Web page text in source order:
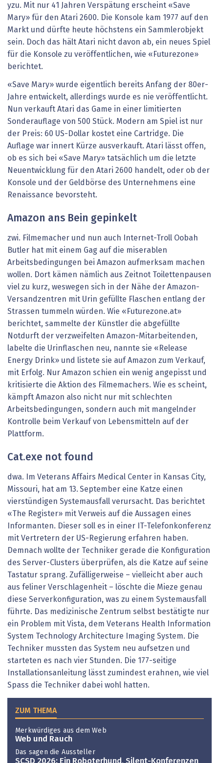
yzu. Mit nur 41 Jahren Verspätung erscheint «Save
Mary» für den Atari 2600. Die Konsole kam 1977 auf den
Markt und dürfte heute höchstens ein Sammlerobjekt
sein. Doch das hält Atari nicht davon ab, ein neues Spiel
für die Konsole zu veröffentlichen, wie «Futurezone»
berichtet.
«Save Mary» wurde eigentlich bereits Anfang der 80er-
Jahre entwickelt, allerdings wurde es nie veröffentlicht.
Nun verkauft Atari das Game in einer ­limitierten
Sonderauflage von 500 Stück. Modern am Spiel ist nur
der Preis: 60 US-Dollar kostet eine Cartridge. Die
Auflage war innert Kürze ausverkauft. Atari lässt offen,
ob es sich bei «Save Mary» tatsächlich um die letzte
Neuentwicklung für den Atari 2600 handelt, oder ob der
Konsole und der Geldbörse des Unternehmens eine
Renaissance ­bevorsteht.
Amazon ans Bein gepinkelt
zwi. Filmemacher und nun auch Internet-Troll Oobah
Butler hat mit einem Gag auf die miserablen
Arbeitsbedingungen bei Amazon aufmerksam machen
wollen. Dort kämen nämlich aus Zeitnot Toilettenpausen
viel zu kurz, weswegen sich in der Nähe der Amazon-
Versandzentren mit Urin gefüllte Flaschen entlang der
Strassen tummeln würden. Wie «Futurezone.at»
berichtet, sammelte der Künstler die abgefüllte
Notdurft der verzweifelten Amazon-Mitarbeitenden,
labelte die Urinflaschen neu, nannte sie «Release
Energy Drink» und listete sie auf Amazon zum Verkauf,
mit Erfolg. Nur Amazon schien ein wenig angepisst und
kritisierte die Aktion des Filmemachers. Wie es scheint,
kämpft Amazon also nicht nur mit schlechten
Arbeitsbedingungen, sondern auch mit mangelnder
Kontrolle beim Verkauf von Lebensmitteln auf der
Plattform.
Cat.exe not found
dwa. Im Veterans Affairs Medical Center in Kansas City,
Missouri, hat am 13. September eine Katze einen
vierstündigen Systemausfall verursacht. Das berichtet
«The Register» mit Verweis auf die Aussagen eines
Informanten. Dieser soll es in einer IT-Telefonkonferenz
mit Vertretern der US-Regierung erfahren haben.
Demnach wollte der Techniker gerade die Konfiguration
des Server-Clusters überprüfen, als die Katze auf seine
Tastatur sprang. Zufälligerweise – vielleicht aber auch
aus feliner Verschlagenheit – löschte die Mieze genau
diese Serverkonfiguration, was zu einem Systemausfall
führte. Das medizinische Zentrum selbst ­bestätigte nur
ein Problem mit Vista, dem Veterans Health Information
System Technology Architecture Imaging System. Die
Techniker mussten das System neu aufsetzen und
starteten es nach vier Stunden. Die 177-seitige
Installationsanleitung lässt zumindest erahnen, wie viel
Spass die Techniker dabei wohl hatten.
ZUM THEMA
Merkwürdiges aus dem Web
Web und Rauch
Das sagen die Aussteller
SCSD 2026: Ein Roboterhund, Silent-Konferenzen